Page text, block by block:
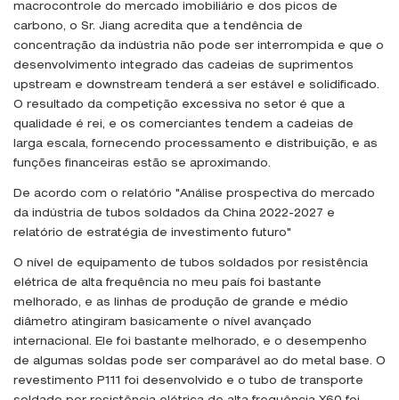
macrocontrole do mercado imobiliário e dos picos de
carbono, o Sr. Jiang acredita que a tendência de
concentração da indústria não pode ser interrompida e que o
desenvolvimento integrado das cadeias de suprimentos
upstream e downstream tenderá a ser estável e solidificado.
O resultado da competição excessiva no setor é que a
qualidade é rei, e os comerciantes tendem a cadeias de
larga escala, fornecendo processamento e distribuição, e as
funções financeiras estão se aproximando.
De acordo com o relatório "Análise prospectiva do mercado
da indústria de tubos soldados da China 2022-2027 e
relatório de estratégia de investimento futuro"
O nível de equipamento de tubos soldados por resistência
elétrica de alta frequência no meu país foi bastante
melhorado, e as linhas de produção de grande e médio
diâmetro atingiram basicamente o nível avançado
internacional. Ele foi bastante melhorado, e o desempenho
de algumas soldas pode ser comparável ao do metal base. O
revestimento P111 foi desenvolvido e o tubo de transporte